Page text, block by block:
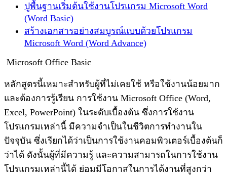
ปูพื้นฐานเริ่มต้นใช้งานโปรแกรม Microsoft Word
(Word Basic)
สร้างเอกสารอย่างสมบูรณ์แบบด้วยโปรแกรม
Microsoft Word (Word Advance)
Microsoft Office Basic
หลักสูตรนี้เหมาะสำหรับผู้ที่ไม่เคยใช้ หรือใช้งานน้อยมาก
และต้องการรู้เรียน การใช้งาน Microsoft Office (Word,
Excel, PowerPoint) ในระดับเบื้องต้น ซึ่งการใช้งาน
โปรแกรมเหล่านี้ มีความจำเป็นในชีวิตการทำงานใน
ปัจจุบัน ซึ่งเรียกได้ว่าเป็นการใช้งานคอมพิวเตอร์เบื้องต้นก็
ว่าได้ ดังนั้นผู้ที่มีความรู้ และความสามารถในการใช้งาน
โปรแกรมเหล่านี้ได้ ย่อมมีโอกาสในการได้งานที่สูงกว่า